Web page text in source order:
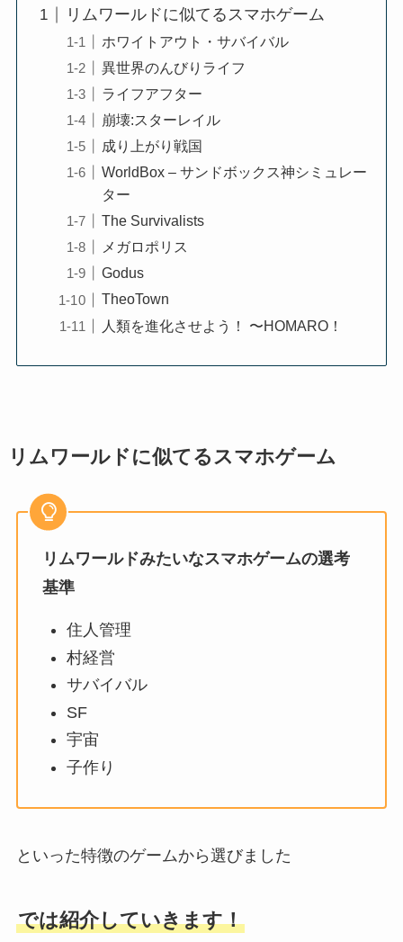
リムワールドに似てるスマホゲーム
ホワイトアウト・サバイバル
異世界のんびりライフ
ライフアフター
崩壊:スターレイル
成り上がり戦国
WorldBox – サンドボックス神シミュレー
ター
The Survivalists
メガロポリス
Godus
TheoTown
人類を進化させよう！ 〜HOMARO！
リムワールドに似てるスマホゲーム
リムワールドみたいなスマホゲームの選考
基準
住人管理
村経営
サバイバル
SF
宇宙
子作り
といった特徴のゲームから選びました
では紹介していきます！